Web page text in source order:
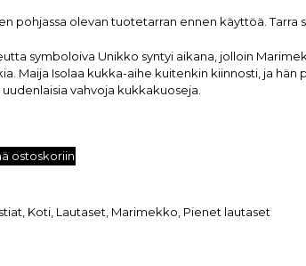
pohjassa olevan tuotetarran ennen käyttöä. Tarra
symboloiva Unikko syntyi aikana, jolloin
Maija Isolaa kukka-aihe kuitenkin kiinnosti, ja hän
vahvoja kukkakuoseja.
ostoskoriin
Koti Lautaset Marimekko Pienet lautaset